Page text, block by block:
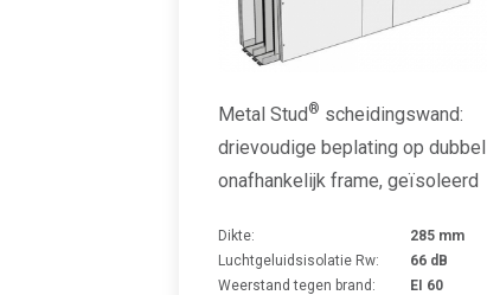
Metal Stud® scheidingswand:
drievoudige beplating op dubbel
onafhankelijk frame, geïsoleerd
Dikte:
285 mm
Luchtgeluidsisolatie Rw:
66 dB
Weerstand tegen brand:
EI 60